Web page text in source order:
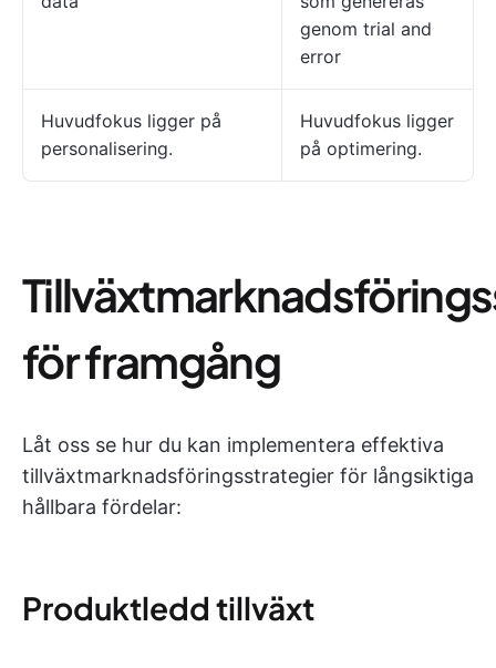
genom trial and
error
Huvudfokus ligger på
personalisering.
Huvudfokus ligger
på optimering.
för framgång
Låt oss se hur du kan implementera effektiva
tillväxtmarknadsföringsstrategier för långsiktiga
hållbara fördelar:
Produktledd tillväxt